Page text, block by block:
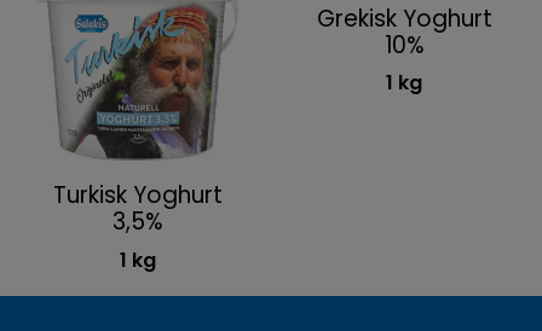
Turkisk Yoghurt
3,5%
1 kg
Grekisk Yoghurt
10%
1 kg